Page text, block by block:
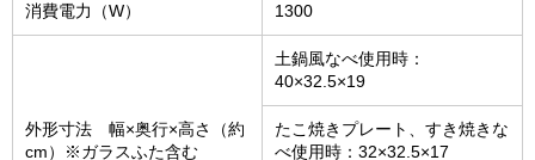
消費電力（W） 1300
外形寸法 幅×奥行×高さ（約
cm）※ガラスふた含む
土鍋風なべ使用時：
40×32.5×19
たこ焼きプレート、すき焼きな
べ使用時：32×32.5×17